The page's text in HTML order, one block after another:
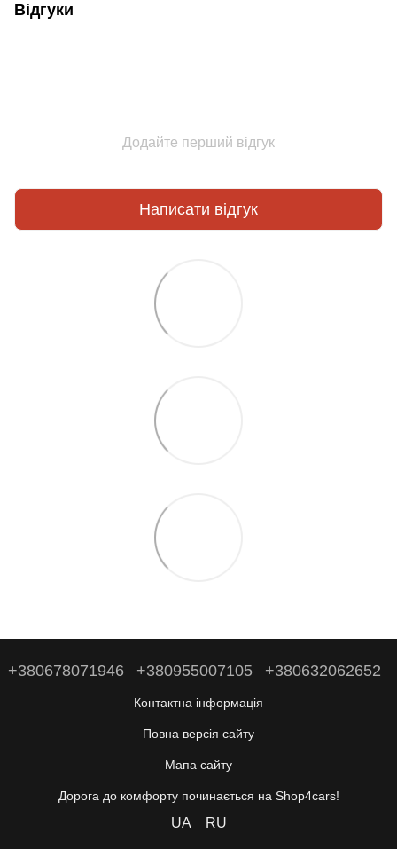
Відгуки
Додайте перший відгук
Написати відгук
+380678071946 +380955007105 +380632062652
Контактна інформація
Повна версія сайту
Мапа сайту
Дорога до комфорту починається на Shop4cars!
UA RU